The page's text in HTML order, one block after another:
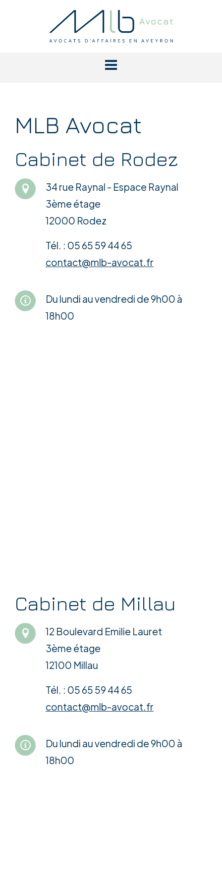
MLB Avocat
Cabinet de Rodez
34 rue Raynal - Espace Raynal
3ème étage
12000 Rodez
Tél. : 05 65 59 44 65
contact@mlb-avocat.fr
Du lundi au vendredi de 9h00 à
18h00
Cabinet de Millau
12 Boulevard Emilie Lauret
3ème étage
12100 Millau
Tél. : 05 65 59 44 65
contact@mlb-avocat.fr
Du lundi au vendredi de 9h00 à
18h00